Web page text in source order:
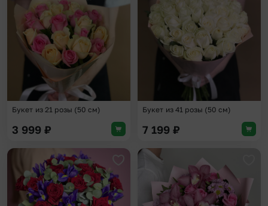
Добавить в избранное
Букет из 21 розы (50 см)
3 999 ₽
Букет из 41 розы (50 см)
7 199 ₽
Добавить в избранное